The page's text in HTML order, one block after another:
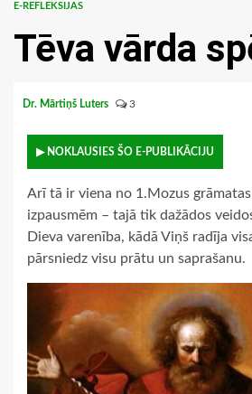
E-REFLEKSIJAS
Tēva vārda
Dr. Mārtiņš Luters 3
▶ NOKLAUSIES ŠO E-PUBLIKĀCIJU
Arī tā ir viena no 1.Mozus
izpausmēm – tajā tik dažādos
Dieva varenība, kādā Viņš radīja
pārsniedz visu prātu un saprašanu.